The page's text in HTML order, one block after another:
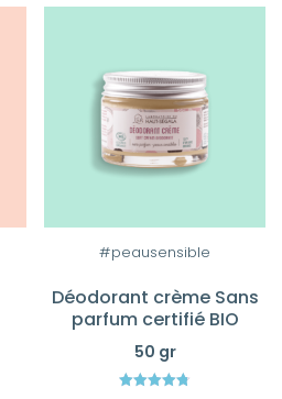
#peausensible
Déodorant crème Sans
parfum certifié BIO
50 gr